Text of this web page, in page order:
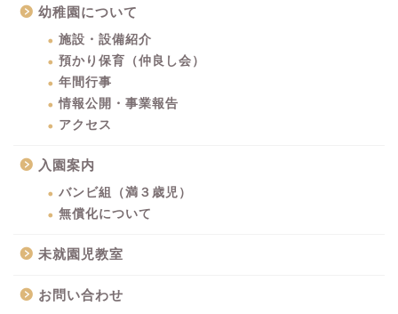
幼稚園について
施設・設備紹介
預かり保育（仲良し会）
年間行事
情報公開・事業報告
アクセス
入園案内
バンビ組（満３歳児）
無償化について
未就園児教室
お問い合わせ